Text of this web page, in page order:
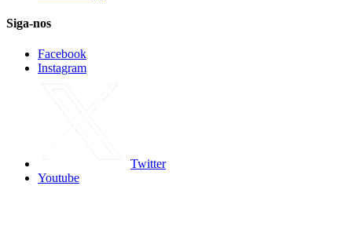
Siga-nos
Facebook
Instagram
Twitter
Youtube